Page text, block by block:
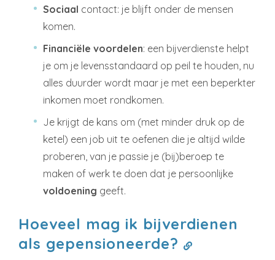
Sociaal contact: je blijft onder de mensen
komen.
Financiële voordelen: een bijverdienste helpt
je om je levensstandaard op peil te houden, nu
alles duurder wordt maar je met een beperkter
inkomen moet rondkomen.
Je krijgt de kans om (met minder druk op de
ketel) een job uit te oefenen die je altijd wilde
proberen, van je passie je (bij)beroep te
maken of werk te doen dat je persoonlijke
voldoening geeft.
Hoeveel mag ik bijverdienen
als gepensioneerde?